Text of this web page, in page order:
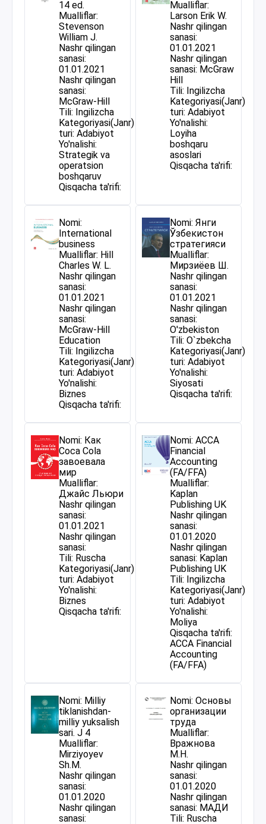
14 ed.
Mualliflar:
Stevenson
William J.
Nashr qilingan
sanasi:
01.01.2021
Nashr qilingan
sanasi:
McGraw-Hill
Tili: Ingilizcha
Kategoriyasi(Janr)
turi: Adabiyot
Yo'nalishi:
Strategik va
operatsion
boshqaruv
Qisqacha ta'rifi:
Mualliflar:
Larson Erik W.
Nashr qilingan
sanasi:
01.01.2021
Nashr qilingan
sanasi: McGraw
Hill
Tili: Ingilizcha
Kategoriyasi(Janr)
turi: Adabiyot
Yo'nalishi:
Loyiha
boshqaru
asoslari
Qisqacha ta'rifi:
Nomi:
International
business
Mualliflar: Hill
Charles W. L.
Nashr qilingan
sanasi:
01.01.2021
Nashr qilingan
sanasi:
McGraw-Hill
Education
Tili: Ingilizcha
Kategoriyasi(Janr)
turi: Adabiyot
Yo'nalishi:
Biznes
Qisqacha ta'rifi:
Nomi: Янги
Ўзбекистон
стратегияси
Mualliflar:
Мирзиёев Ш.
Nashr qilingan
sanasi:
01.01.2021
Nashr qilingan
sanasi:
O'zbekiston
Tili: O`zbekcha
Kategoriyasi(Janr)
turi: Adabiyot
Yo'nalishi:
Siyosati
Qisqacha ta'rifi:
Nomi: Как
Coca Cola
завоевала
мир
Mualliflar:
Джайс Льюри
Nashr qilingan
sanasi:
01.01.2021
Nashr qilingan
sanasi:
Tili: Ruscha
Kategoriyasi(Janr)
turi: Adabiyot
Yo'nalishi:
Biznes
Qisqacha ta'rifi:
Nomi: ACCA
Financial
Accounting
(FA/FFA)
Mualliflar:
Kaplan
Publishing UK
Nashr qilingan
sanasi:
01.01.2020
Nashr qilingan
sanasi: Kaplan
Publishing UK
Tili: Ingilizcha
Kategoriyasi(Janr)
turi: Adabiyot
Yo'nalishi:
Moliya
Qisqacha ta'rifi:
ACCA Financial
Accounting
(FA/FFA)
Nomi: Milliy
tiklanishdan-
milliy yuksalish
sari. J 4
Mualliflar:
Mirziyoyev
Sh.M.
Nashr qilingan
sanasi:
01.01.2020
Nashr qilingan
sanasi:
Nomi: Основы
организации
труда
Mualliflar:
Вражнова
М.Н.
Nashr qilingan
sanasi:
01.01.2020
Nashr qilingan
sanasi: МАДИ
Tili: Ruscha